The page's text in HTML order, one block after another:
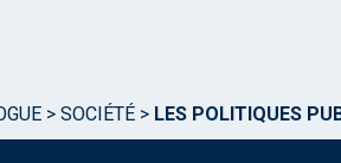
> SOCIÉTÉ > LES POLITIQUES